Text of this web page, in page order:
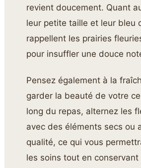
revient doucement. Quant
leur petite taille et leur bleu
rappellent les prairies
pour insuffler une douce
Pensez également à la
garder la beauté de votre
long du repas, alternez les
avec des éléments secs ou
qualité, ce qui vous
les soins tout en